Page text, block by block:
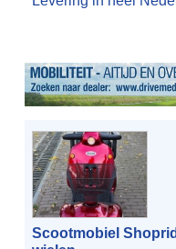
slip mat. Deze mooie
Scootmobiel